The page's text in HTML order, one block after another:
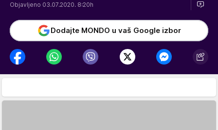
Objavljeno 03.07.2020. 8:20h
Dodajte MONDO u vaš Google izbor